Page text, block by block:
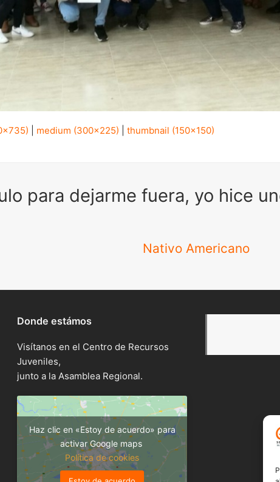
medium (300x225) |thumbnail (150x150)
para dejarme fuera, yo hice
Nativo Americano
Donde estámos
Visítanos en el Centro de Recursos
Juveniles,
junto a la Asamblea Regional.
Haz clic en «Estoy de acuerdo» para
activar Google maps
Política de cookies